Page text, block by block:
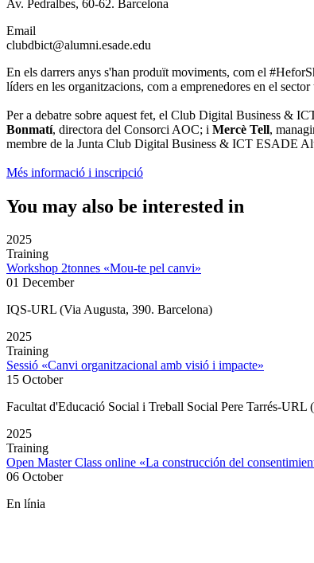
Av. Pedralbes, 60-62. Barcelona
Email
clubdbict@alumni.esade.edu
En els darrers anys s'han produït moviments, com el
líders en les organitzacions, com a emprenedores en el
Per a debatre sobre aquest fet, el Club Digital Business &
Bonmatí, directora del Consorci AOC; i Mercè Tell,
membre de la Junta Club Digital Business & ICT ESADE
Més informació i inscripció
You may also be interested in
2025
Training
Workshop 2tonnes «Mou-te pel canvi»
01 December
IQS-URL (Via Augusta, 390. Barcelona)
2025
Training
Sessió «Canvi organitzacional amb visió i impacte»
15 October
Facultat d'Educació Social i Treball Social Pere Tarrés-URL
2025
Training
Open Master Class online «La construcción del
06 October
En línia